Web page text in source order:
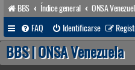
BBS Índice general ONSA Venezuela (acceso público)
FAQ
Identificarse
BBS | ONSA Venezuela